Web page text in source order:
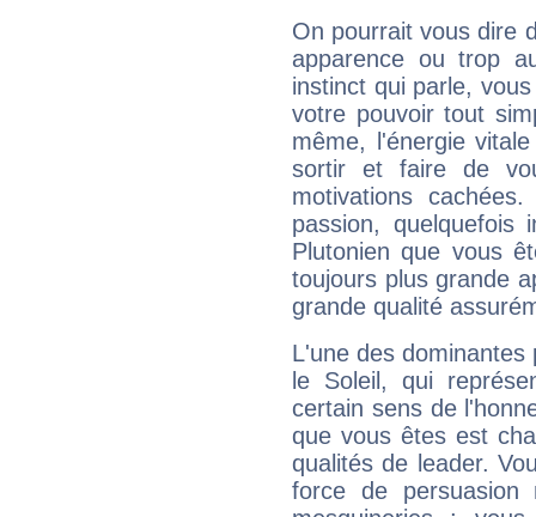
On pourrait vous dire
apparence ou trop
instinct qui parle,
votre pouvoir tout
même, l'énergie
sortir et faire de
motivations
passion, quelquefois
Plutonien que vous
toujours plus grande
grande qualité
L'une des
le Soleil, qui
certain sens de
que vous êtes est
qualités de leader.
force de